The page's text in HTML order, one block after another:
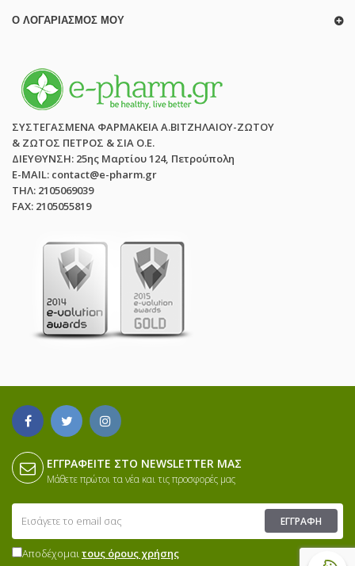
Ο ΛΟΓΑΡΙΑΣΜΌΣ ΜΟΥ
ΣΥΣΤΕΓΑΣΜΕΝΑ ΦΑΡΜΑΚΕΙΑ Α.ΒΙΤΖΗΛΑΙΟΥ-ΖΩΤΟΥ
& ΖΩΤΟΣ ΠΕΤΡΟΣ & ΣΙΑ Ο.Ε.
ΔΙΕΥΘΥΝΣΗ: 25ης Μαρτίου 124, Πετρούπολη
E-MAIL: contact@e-pharm.gr
ΤΗΛ: 2105069039
FAX: 2105055819
ΕΓΓΡΑΦΕΊΤΕ ΣΤΟ NEWSLETTER ΜΑΣ
Μάθετε πρώτοι τα νέα και τις προσφορές μας
ΕΓΓΡΑΦΉ
Αποδέχομαιτους όρους χρήσης